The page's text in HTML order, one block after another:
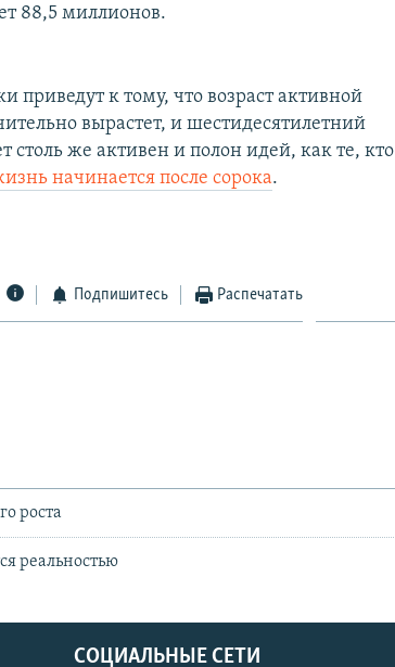
88,5 миллионов.
приведут к тому, что возраст активной
вырастет, и шестидесятилетний
столь же активен и полон идей, как те, кто
начинается после сорока.
Подпишитесь Распечатать
роста
реальностью
СОЦИАЛЬНЫЕ СЕТИ